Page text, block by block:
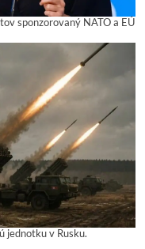
sponzorovaný NATO a EÚ
jednotku v Rusku.